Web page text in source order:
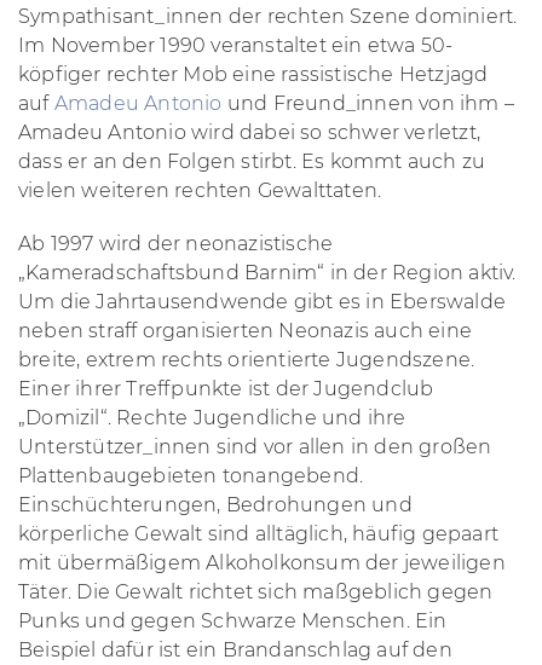
Sympathisant_innen der rechten Szene dominiert.
Im November 1990 veranstaltet ein etwa 50-
köpfiger rechter Mob eine rassistische Hetzjagd
auf Amadeu Antonio und Freund_innen von ihm –
Amadeu Antonio wird dabei so schwer verletzt,
dass er an den Folgen stirbt. Es kommt auch zu
vielen weiteren rechten Gewalttaten.
Ab 1997 wird der neonazistische
„Kameradschaftsbund Barnim“ in der Region aktiv.
Um die Jahrtausendwende gibt es in Eberswalde
neben straff organisierten Neonazis auch eine
breite, extrem rechts orientierte Jugendszene.
Einer ihrer Treffpunkte ist der Jugendclub
„Domizil“. Rechte Jugendliche und ihre
Unterstützer_innen sind vor allen in den großen
Plattenbaugebieten tonangebend.
Einschüchterungen, Bedrohungen und
körperliche Gewalt sind alltäglich, häufig gepaart
mit übermäßigem Alkoholkonsum der jeweiligen
Täter. Die Gewalt richtet sich maßgeblich gegen
Punks und gegen Schwarze Menschen. Ein
Beispiel dafür ist ein Brandanschlag auf den